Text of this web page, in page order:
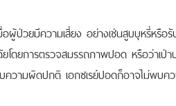
ผู้ป่วยมีความเสี่ยง อย่างเช่นสูบบุหรี่หรือ
ยโดยการตรวจสมรรถภาพปอด หรือว่าเ
วามผิดปกติ เอกซเรย์ปอดก็อาจไม่พบ